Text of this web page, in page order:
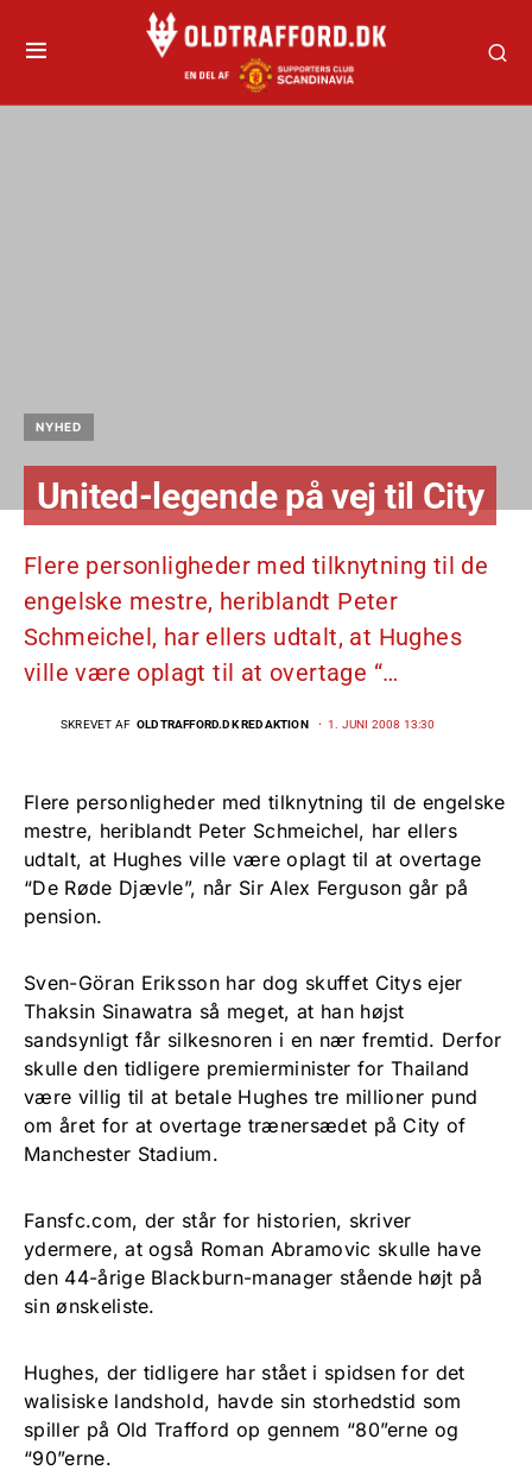
NYHED
United-legende på vej til City
Flere personligheder med tilknytning til de
engelske mestre, heriblandt Peter
Schmeichel, har ellers udtalt, at Hughes
ville være oplagt til at overtage “…
SKREVET AF OLDTRAFFORD.DK REDAKTION 1. JUNI 2008 13:30
Flere personligheder med tilknytning til de engelske
mestre, heriblandt Peter Schmeichel, har ellers
udtalt, at Hughes ville være oplagt til at overtage
“De Røde Djævle”, når Sir Alex Ferguson går på
pension.
Sven-Göran Eriksson har dog skuffet Citys ejer
Thaksin Sinawatra så meget, at han højst
sandsynligt får silkesnoren i en nær fremtid. Derfor
skulle den tidligere premierminister for Thailand
være villig til at betale Hughes tre millioner pund
om året for at overtage trænersædet på City of
Manchester Stadium.
Fansfc.com, der står for historien, skriver
ydermere, at også Roman Abramovic skulle have
den 44-årige Blackburn-manager stående højt på
sin ønskeliste.
Hughes, der tidligere har stået i spidsen for det
walisiske landshold, havde sin storhedstid som
spiller på Old Trafford op gennem “80”erne og
“90”erne.